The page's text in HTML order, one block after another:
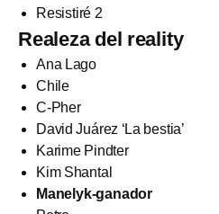
Resistiré 2
Realeza del reality
Ana Lago
Chile
C-Pher
David Juárez ‘La bestia’
Karime Pindter
Kim Shantal
Manelyk-ganador